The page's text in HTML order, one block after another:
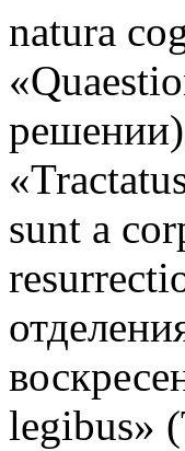
natura
sunt a
legibus»